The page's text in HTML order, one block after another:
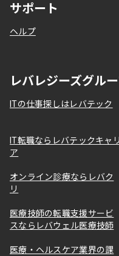
サポート
ヘルプ
レバレジーズグル
ITの仕事探しはレバテック
IT転職ならレバテックキャリ
ア
オンライン診療ならレバク
リ
医療技師の転職支援サービ
スならレバウェル医療技師
医療・ヘルスケア業界の課